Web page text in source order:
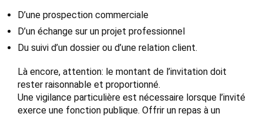
D’une prospection commerciale
D’un échange sur un projet professionnel
Du suivi d’un dossier ou d’une relation client.
Là encore, attention: le montant de l’invitation doit
rester raisonnable et proportionné.
Une vigilance particulière est nécessaire lorsque l’invité
exerce une fonction publique. Offrir un repas à un